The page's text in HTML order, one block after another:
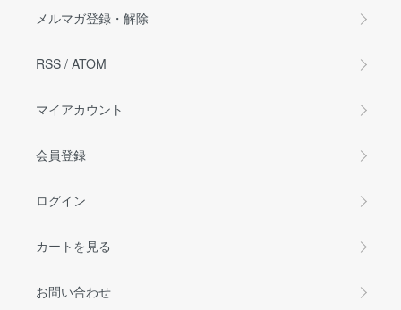
メルマガ登録・解除
RSS / ATOM
マイアカウント
会員登録
ログイン
カートを見る
お問い合わせ